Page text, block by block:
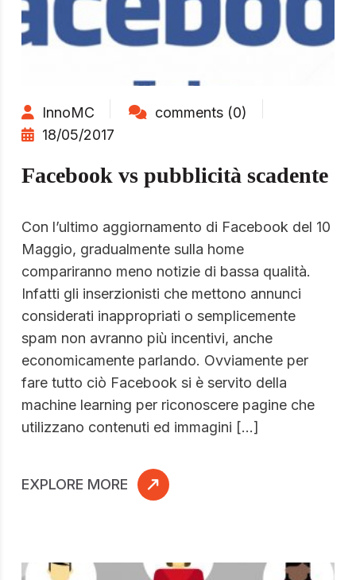
InnoMC
comments (0)
18/05/2017
Facebook vs pubblicità scadente
Con l’ultimo aggiornamento di Facebook del 10
Maggio, gradualmente sulla home
compariranno meno notizie di bassa qualità.
Infatti gli inserzionisti che mettono annunci
considerati inappropriati o semplicemente
spam non avranno più incentivi, anche
economicamente parlando. Ovviamente per
fare tutto ciò Facebook si è servito della
machine learning per riconoscere pagine che
utilizzano contenuti ed immagini […]
EXPLORE MORE